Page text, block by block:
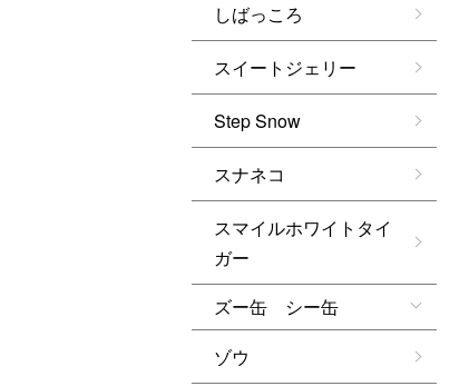
しばっころ
スイートジェリー
Step Snow
スナネコ
スマイルホワイトタイ
ガー
ズー缶 シー缶
ゾウ